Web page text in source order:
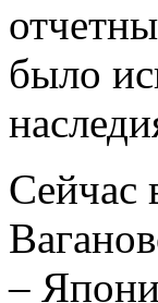
было
Сейчас
–